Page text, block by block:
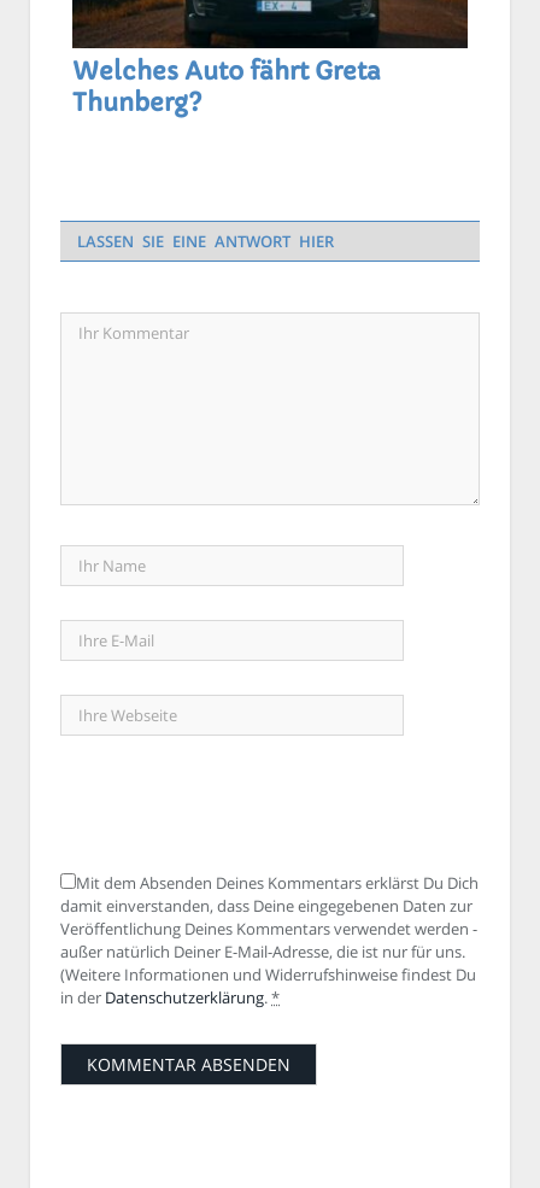
Welches Auto fährt Greta
Thunberg?
LASSEN SIE EINE ANTWORT HIER
Mit dem Absenden Deines Kommentars erklärst Du Dich
damit einverstanden, dass Deine eingegebenen Daten zur
Veröffentlichung Deines Kommentars verwendet werden -
außer natürlich Deiner E-Mail-Adresse, die ist nur für uns.
(Weitere Informationen und Widerrufshinweise findest Du
in der Datenschutzerklärung.*